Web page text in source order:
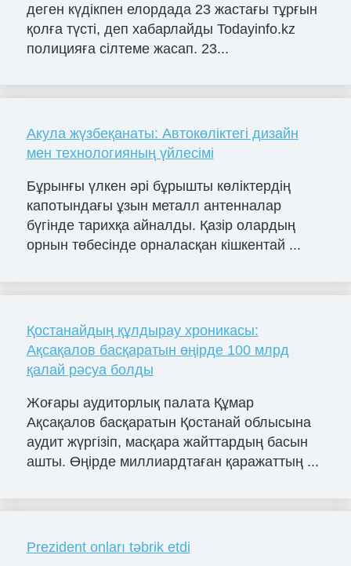
деген күдікпен елордада 23 жастағы тұрғын
қолға түсті, деп хабарлайды Todayinfo.kz
полицияға сілтеме жасап. 23...
Акула жүзбеқанаты: Автокөліктегі дизайн
мен технологияның үйлесімі
Бұрынғы үлкен әрі бұрышты көліктердің
капотындағы ұзын металл антенналар
бүгінде тарихқа айналды. Қазір олардың
орнын төбесінде орналасқан кішкентай ...
Қостанайдың құлдырау хроникасы:
Ақсақалов басқаратын өңірде 100 млрд
қалай рәсуа болды
Жоғары аудиторлық палата Құмар
Ақсақалов басқаратын Қостанай облысына
аудит жүргізіп, масқара жайттардың басын
ашты. Өңірде миллиардтаған қаражаттың ...
Prezident onları təbrik etdi